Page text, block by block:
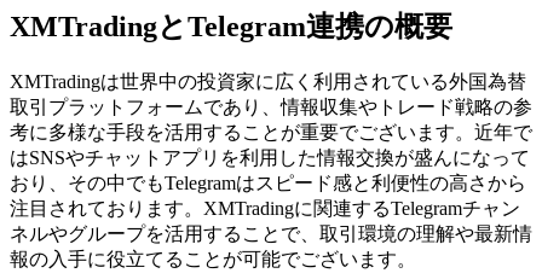
XMTradingとTelegram連携の概要
XMTradingは世界中の投資家に広く利用されている外国為替
取引プラットフォームであり、情報収集やトレード戦略の参
考に多様な手段を活用することが重要でございます。近年で
はSNSやチャットアプリを利用した情報交換が盛んになって
おり、その中でもTelegramはスピード感と利便性の高さから
注目されております。XMTradingに関連するTelegramチャン
ネルやグループを活用することで、取引環境の理解や最新情
報の入手に役立てることが可能でございます。